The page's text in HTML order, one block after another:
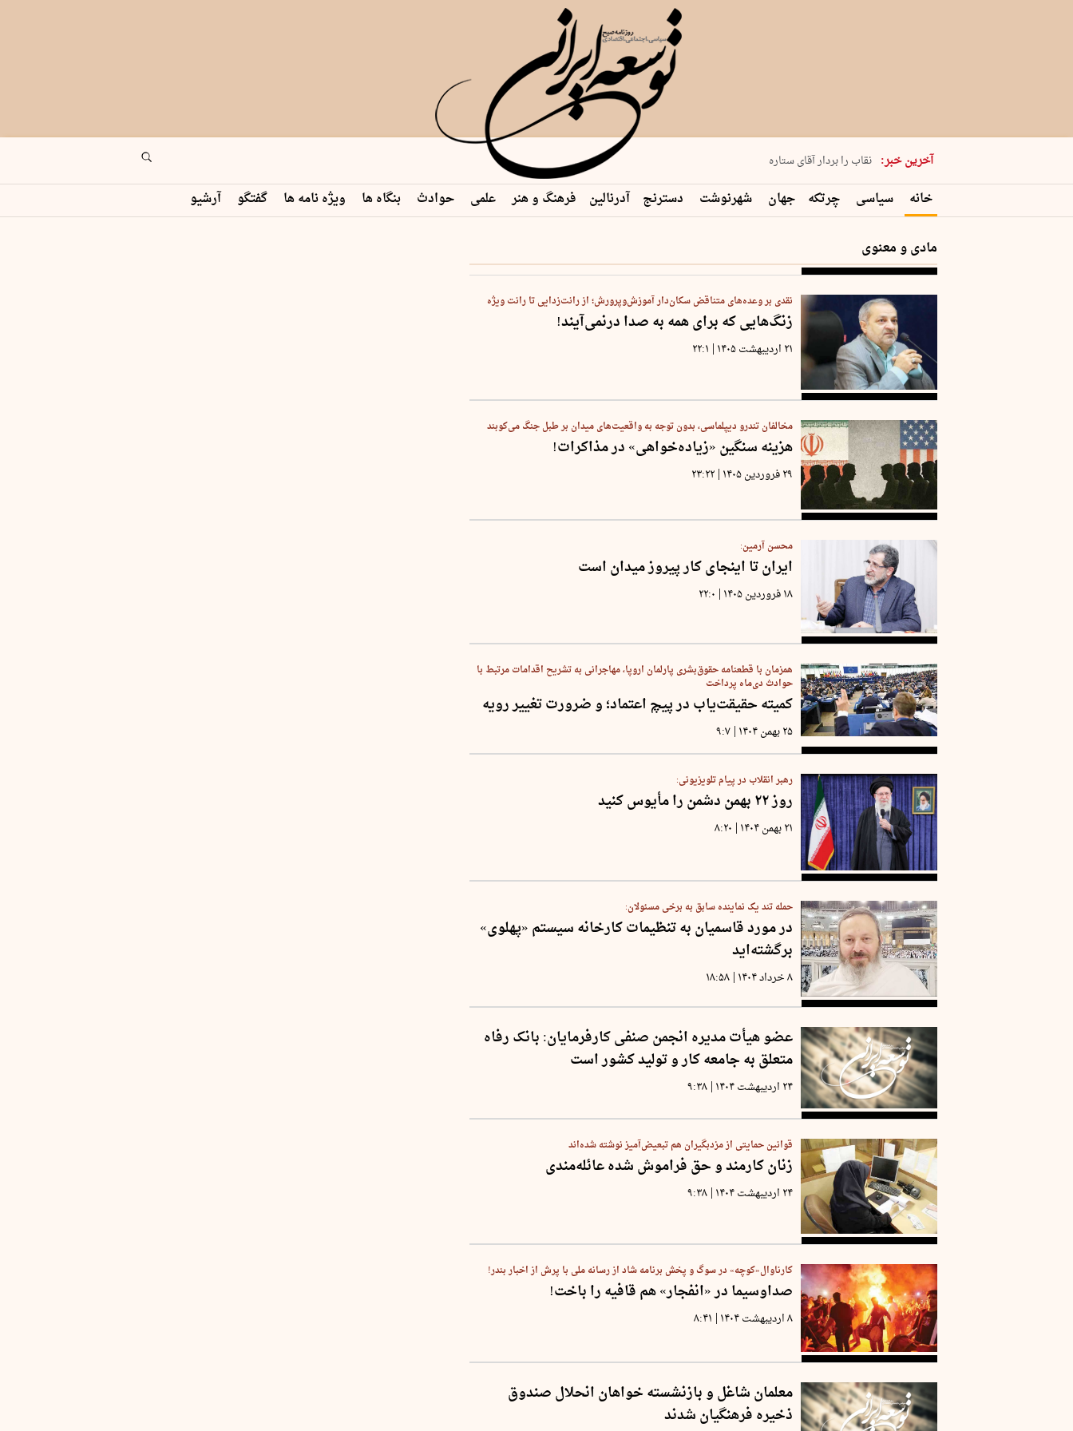
آخرین خبر:
پنجشنبه 15 مرداد 1405 شماره 2243
نقاب را بردار آقای ستاره
کدام فوتبال؟
فرعون در قلب دریای سیاه
برگزاری کنسرت علیرضا قربانی در …
خانه سیاسی چرتکه جهان شهرنوشت دسترنج آدرنالین فرهنگ و هنر علمی حوادث بنگاه ها ویژه نامه ها گفتگو آرشیو
مادی و معنوی
نقدی بر وعده‌های متناقض سکان‌دار آموزش‌وپرورش؛ از رانت‌زدایی تا رانت‌ ویژه
زنگ‌هایی که برای همه به صدا درنمی‌آیند!
۲۱ اردیبهشت ۱۴۰۵ | ۲۲:۱
مخالفان تندرو دیپلماسی، بدون توجه به واقعیت‌های میدان بر طبل جنگ می‌کوبند
هزینه سنگین «زیاده‌خواهی» در مذاکرات!
۲۹ فروردین ۱۴۰۵ | ۲۳:۲۲
محسن آرمین:
ایران تا اینجای کار پیروز میدان است
۱۸ فروردین ۱۴۰۵ | ۲۲:۰
همزمان با قطعنامه‌ حقوق‌بشری پارلمان اروپا، مهاجرانی به تشریح اقدامات مرتبط با
حوادث دی‌ماه پرداخت
کمیته حقیقت‌یاب در پیچ اعتماد؛ و ضرورت تغییر رویه
۲۵ بهمن ۱۴۰۴ | ۹:۷
رهبر انقلاب در پیام تلویزیونی:
روز ۲۲ بهمن دشمن را مأیوس کنید
۲۱ بهمن ۱۴۰۴ | ۸:۲۰
حمله تند یک نماینده سابق به برخی مسئولان:
در مورد قاسمیان به تنظیمات کارخانه سیستم «پهلوی»
برگشته‌اید
۸ خرداد ۱۴۰۴ | ۱۸:۵۸
عضو هیأت مدیره انجمن صنفی کارفرمایان: بانک رفاه
متعلق به جامعه کار و تولید کشور است
۲۴ اردیبهشت ۱۴۰۴ | ۹:۳۸
قوانین حمایتی از مزدبگیران هم تبعیض‌آمیز نوشته شده‌اند
زنان کارمند و حق فراموش شده عائله‌مندی
۲۴ اردیبهشت ۱۴۰۴ | ۹:۳۸
کارناوال«کوچه» در سوگ و پخش برنامه‌ شاد از رسانه ملی با پرش از اخبار بندر!
صداوسیما در «انفجار» هم قافیه را باخت!
۸ اردیبهشت ۱۴۰۴ | ۸:۴۱
معلمان شاغل و بازنشسته خواهان انحلال صندوق
ذخیره فرهنگیان شدند